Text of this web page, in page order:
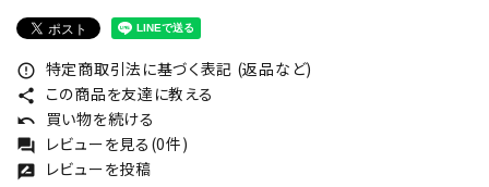
error_outline 特定商取引法に基づく表記 (返品など)
share この商品を友達に教える
undo 買い物を続ける
forum レビューを見る(0件)
rate_review レビューを投稿